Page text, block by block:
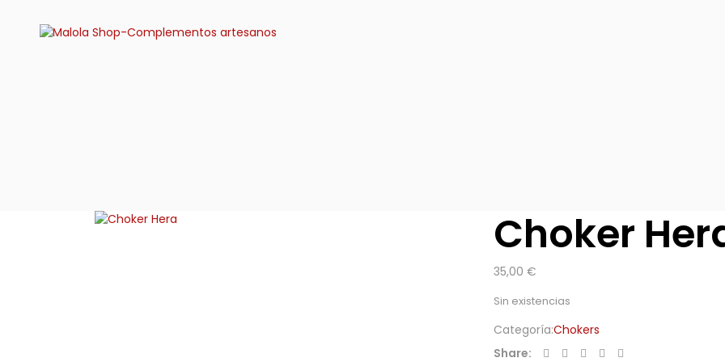
Choker
35,00 €
Sin existencias
Categoría:Chokers
Share: